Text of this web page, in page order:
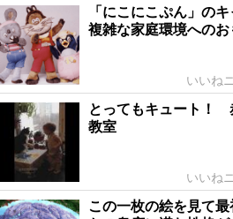
「にこにこぷん」の
複雑な家庭環境へのお
いいね
とってもキュート！
教室
いいね
この一枚の絵を見て